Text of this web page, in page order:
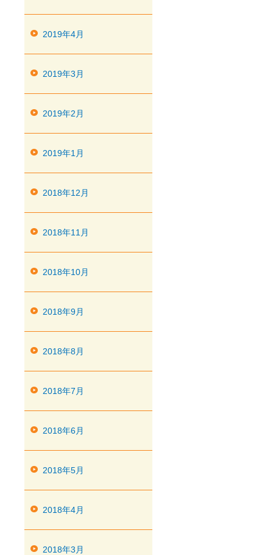
2019年4月
2019年3月
2019年2月
2019年1月
2018年12月
2018年11月
2018年10月
2018年9月
2018年8月
2018年7月
2018年6月
2018年5月
2018年4月
2018年3月